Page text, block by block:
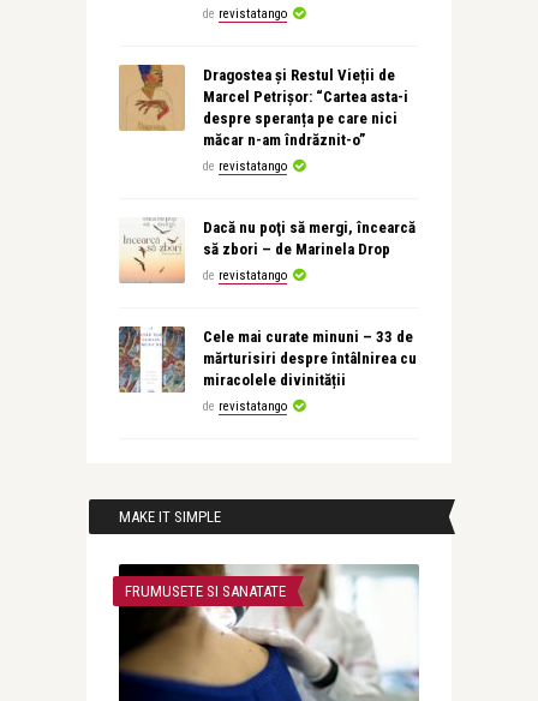
de revistatango
Dragostea și Restul Vieții de
Marcel Petrișor: “Cartea asta-i
despre speranța pe care nici
măcar n-am îndrăznit-o”
de revistatango
Dacă nu poţi să mergi, încearcă
să zbori – de Marinela Drop
de revistatango
Cele mai curate minuni – 33 de
mărturisiri despre întâlnirea cu
miracolele divinității
de revistatango
MAKE IT SIMPLE
FRUMUSETE SI SANATATE